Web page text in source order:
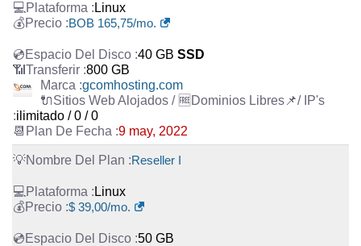
Linux
BOB 165,75/mo.
40 GB SSD
800 GB
gcomhosting.com
ilimitado / 0 / 0
9 may, 2022
Reseller I
Linux
$ 39,00/mo.
50 GB